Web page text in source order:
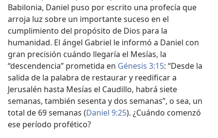
Babilonia, Daniel puso por escrito una profecía que
arroja luz sobre un importante suceso en el
cumplimiento del propósito de Dios para la
humanidad. El ángel Gabriel le informó a Daniel con
gran precisión cuándo llegaría el Mesías, la
“descendencia” prometida en Génesis 3:15: “Desde la
salida de la palabra de restaurar y reedificar a
Jerusalén hasta Mesías el Caudillo, habrá siete
semanas, también sesenta y dos semanas”, o sea, un
total de 69 semanas (Daniel 9:25). ¿Cuándo comenzó
ese período profético?